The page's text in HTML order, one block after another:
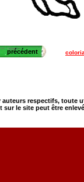
précédent
respectifs,
sur le site peut être